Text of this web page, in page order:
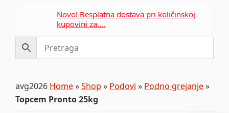
Novo! Besplatna dostava pri količinskoj
kupovini za....
avg2026 Home»Shop » Podovi » Podno grejanje»
Topcem Pronto 25kg